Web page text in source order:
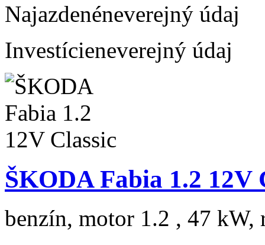
Najazdenéneverejný údaj
Investícieneverejný údaj
ŠKODA Fabia 1.2 12V
benzín, motor 1.2 , 47 kW,